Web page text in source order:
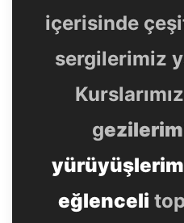
içerisinde
sergilerimiz
g
eğlenceli